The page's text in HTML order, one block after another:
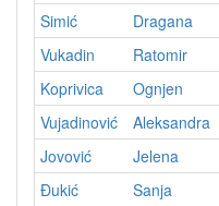
Simić
Dragana
Vukadin
Ratomir
Koprivica
Ognjen
Vujadinović
Aleksandra
Jovović
Jelena
Đukić
Sanja